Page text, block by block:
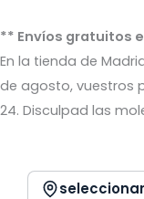
al
contenido
** Envíos gratuitos
En la tienda de
de agosto, vuestros
24. Disculpad las